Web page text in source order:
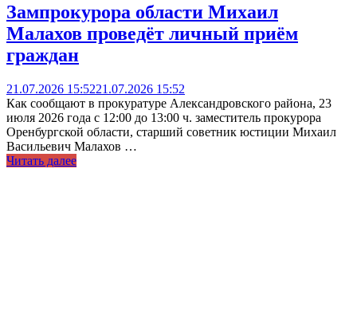
Зампрокурора области Михаил
Малахов проведёт личный приём
граждан
21.07.2026 15:5221.07.2026 15:52
Как сообщают в прокуратуре Александровского района, 23
июля 2026 года с 12:00 до 13:00 ч. заместитель прокурора
Оренбургской области, старший советник юстиции Михаил
Васильевич Малахов …
Читать далее